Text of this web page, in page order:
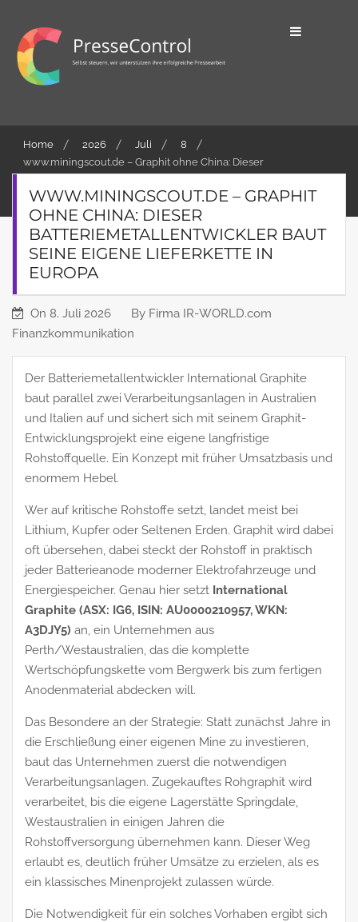
content
PresseControl
erfolgreiche Pressearbeit
Home 2026 Juli
8
www.miningscout.de – Graphit ohne China: Dieser
Europa
WWW.MININGSCOUT.DE – GRAPHIT
OHNE CHINA: DIESER
BATTERIEMETALLENTWICKLER BAUT
SEINE EIGENE LIEFERKETTE IN
EUROPA
On 8. Juli 2026 By Firma IR-WORLD.com
Finanzkommunikation
Der Batteriemetallentwickler International Graphite
baut parallel zwei Verarbeitungsanlagen in Australien
und Italien auf und sichert sich mit seinem Graphit-
Entwicklungsprojekt eine eigene langfristige
Rohstoffquelle. Ein Konzept mit früher Umsatzbasis und
enormem Hebel.
Wer auf kritische Rohstoffe setzt, landet meist bei
Lithium, Kupfer oder Seltenen Erden. Graphit wird dabei
oft übersehen, dabei steckt der Rohstoff in praktisch
jeder Batterieanode moderner Elektrofahrzeuge und
Energiespeicher. Genau hier setzt International
Graphite (ASX: IG6, ISIN: AU0000210957, WKN:
A3DJY5) an, ein Unternehmen aus
Perth/Westaustralien, das die komplette
Wertschöpfungskette vom Bergwerk bis zum fertigen
Anodenmaterial abdecken will.
Das Besondere an der Strategie: Statt zunächst Jahre in
die Erschließung einer eigenen Mine zu investieren,
baut das Unternehmen zuerst die notwendigen
Verarbeitungsanlagen. Zugekauftes Rohgraphit wird
verarbeitet, bis die eigene Lagerstätte Springdale,
Westaustralien in einigen Jahren die
Rohstoffversorgung übernehmen kann. Dieser Weg
erlaubt es, deutlich früher Umsätze zu erzielen, als es
ein klassisches Minenprojekt zulassen würde.
Die Notwendigkeit für ein solches Vorhaben ergibt sich